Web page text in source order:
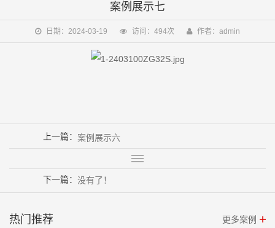
案例展示七
日期：2024-03-19 访问：494次 作者：admin
上一篇： 案例展示六
下一篇： 没有了！
热门推荐 更多案例